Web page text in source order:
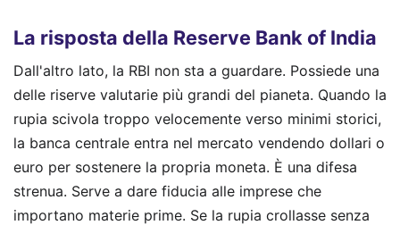
La risposta della Reserve Bank of India
Dall'altro lato, la RBI non sta a guardare. Possiede una
delle riserve valutarie più grandi del pianeta. Quando la
rupia scivola troppo velocemente verso minimi storici,
la banca centrale entra nel mercato vendendo dollari o
euro per sostenere la propria moneta. È una difesa
strenua. Serve a dare fiducia alle imprese che
importano materie prime. Se la rupia crollasse senza